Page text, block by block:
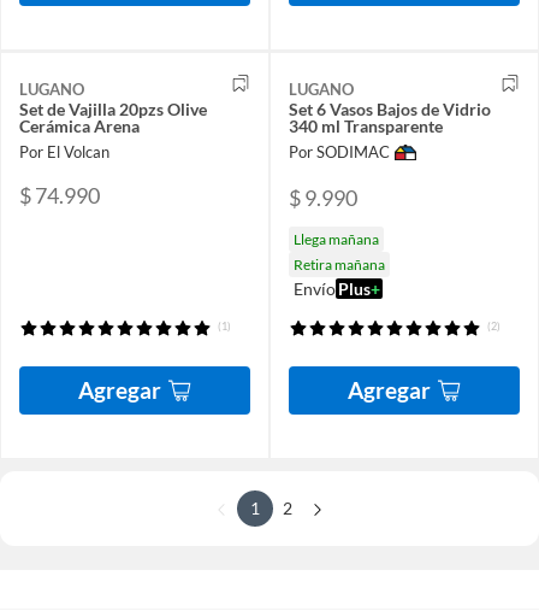
LUGANO
Set de Vajilla 20pzs Olive
Cerámica Arena
Por El Volcan
$ 74.990
(1)
Agregar
LUGANO
Set 6 Vasos Bajos de Vidrio
340 ml Transparente
Por SODIMAC
$ 9.990
Llega mañana
Retira mañana
EnvíoPlus+
(2)
Agregar
1 2